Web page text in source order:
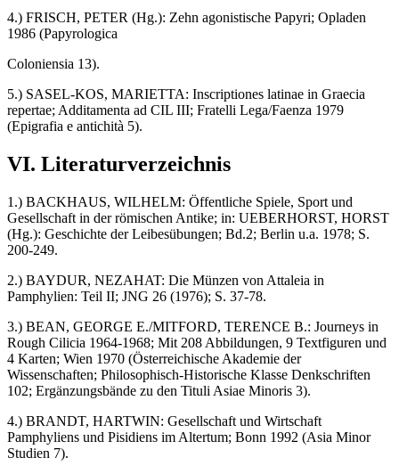
4.) FRISCH, PETER (Hg.): Zehn agonistische Papyri; Opladen
1986 (Papyrologica
Coloniensia 13).
5.) SASEL-KOS, MARIETTA: Inscriptiones latinae in Graecia
repertae; Additamenta ad CIL III; Fratelli Lega/Faenza 1979
(Epigrafia e antichità 5).
VI. Literaturverzeichnis
1.) BACKHAUS, WILHELM: Öffentliche Spiele, Sport und
Gesellschaft in der römischen Antike; in: UEBERHORST, HORST
(Hg.): Geschichte der Leibesübungen; Bd.2; Berlin u.a. 1978; S.
200-249.
2.) BAYDUR, NEZAHAT: Die Münzen von Attaleia in
Pamphylien: Teil II; JNG 26 (1976); S. 37-78.
3.) BEAN, GEORGE E./MITFORD, TERENCE B.: Journeys in
Rough Cilicia 1964-1968; Mit 208 Abbildungen, 9 Textfiguren und
4 Karten; Wien 1970 (Österreichische Akademie der
Wissenschaften; Philosophisch-Historische Klasse Denkschriften
102; Ergänzungsbände zu den Tituli Asiae Minoris 3).
4.) BRANDT, HARTWIN: Gesellschaft und Wirtschaft
Pamphyliens und Pisidiens im Altertum; Bonn 1992 (Asia Minor
Studien 7).